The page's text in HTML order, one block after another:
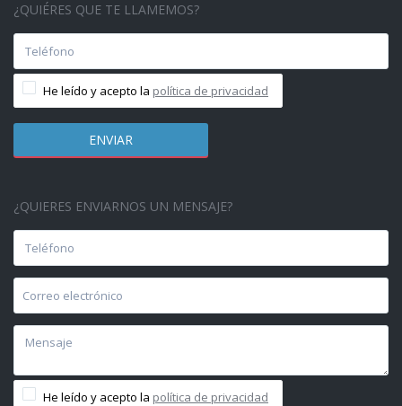
¿QUIÉRES QUE TE LLAMEMOS?
He leído y acepto la política de privacidad
¿QUIERES ENVIARNOS UN MENSAJE?
He leído y acepto la política de privacidad